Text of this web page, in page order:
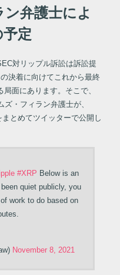
弁護士によ
定
対リップル訴訟は訴訟提
決着に向けてこれから最終
面にあります。そこで、
・フィラン弁護士が、
とめてツイッターで公開し
#XRP Below is an
quiet publicly, you
work to do based on
November 8, 2021